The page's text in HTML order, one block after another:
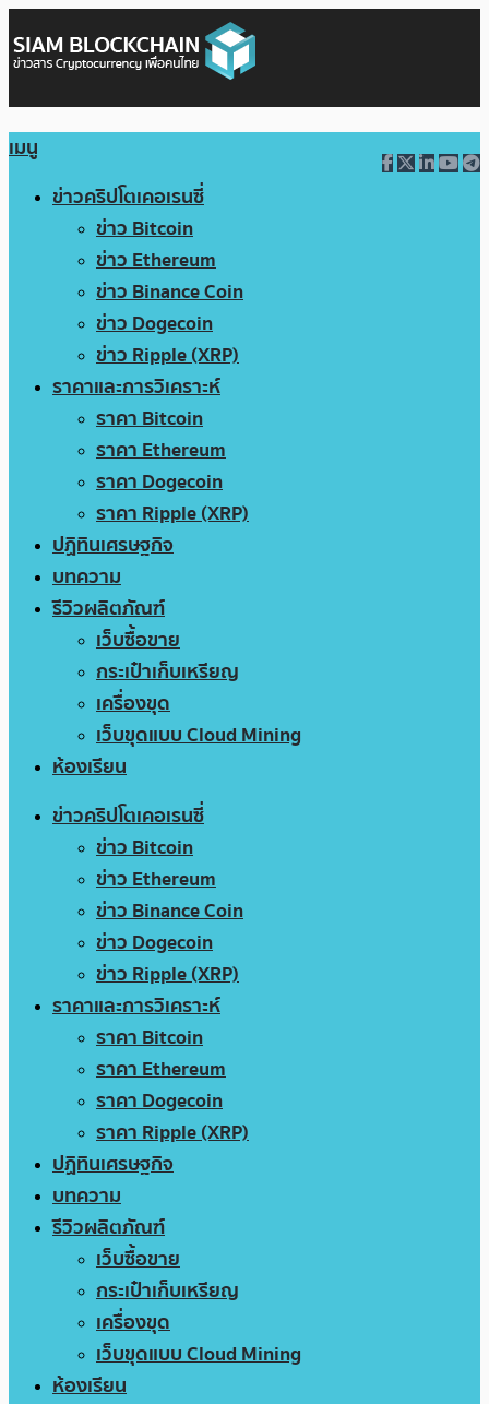
เมนู
ข่าวคริปโตเคอเรนซี่
ข่าว Bitcoin
ข่าว Ethereum
ข่าว Binance Coin
ข่าว Dogecoin
ข่าว Ripple (XRP)
ราคาและการวิเคราะห์
ราคา Bitcoin
ราคา Ethereum
ราคา Dogecoin
ราคา Ripple (XRP)
ปฏิทินเศรษฐกิจ
บทความ
รีวิวผลิตภัณฑ์
เว็บซื้อขาย
กระเป๋าเก็บเหรียญ
เครื่องขุด
เว็บขุดแบบ Cloud Mining
ห้องเรียน
ข่าวคริปโตเคอเรนซี่
ข่าว Bitcoin
ข่าว Ethereum
ข่าว Binance Coin
ข่าว Dogecoin
ข่าว Ripple (XRP)
ราคาและการวิเคราะห์
ราคา Bitcoin
ราคา Ethereum
ราคา Dogecoin
ราคา Ripple (XRP)
ปฏิทินเศรษฐกิจ
บทความ
รีวิวผลิตภัณฑ์
เว็บซื้อขาย
กระเป๋าเก็บเหรียญ
เครื่องขุด
เว็บขุดแบบ Cloud Mining
ห้องเรียน